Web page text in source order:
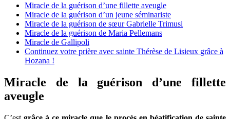
Miracle de la guérison d’une fillette aveugle
Miracle de la guérison d’un jeune séminariste
Miracle de la guérison de sœur Gabrielle Trimusi
Miracle de la guérison de Maria Pellemans
Miracle de Gallipoli
Continuez votre prière avec sainte Thérèse de Lisieux grâce à
Hozana !
Miracle de la guérison d’une fillette
aveugle